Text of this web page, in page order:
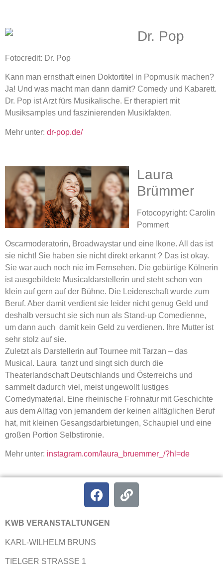
Dr. Pop
Fotocredit: Dr. Pop
Kann man ernsthaft einen Doktortitel in Popmusik machen?
Ja! Und was macht man dann damit? Comedy und Kabarett.
Dr. Pop ist Arzt fürs Musikalische. Er therapiert mit
Musiksamples und faszinierenden Musikfakten.
Mehr unter: dr-pop.de/
Laura
Brümmer
Fotocopyright: Carolin
Pommert
Oscarmoderatorin, Broadwaystar und eine Ikone. All das ist
sie nicht! Sie haben sie nicht direkt erkannt ? Das ist okay.
Sie war auch noch nie im Fernsehen. Die gebürtige Kölnerin
ist ausgebildete Musicaldarstellerin und steht schon von
klein auf gern auf der Bühne. Die Leidenschaft wurde zum
Beruf. Aber damit verdient sie leider nicht genug Geld und
deshalb versucht sie sich nun als Stand-up Comedienne,
um dann auch damit kein Geld zu verdienen. Ihre Mutter ist
sehr stolz auf sie.
Zuletzt als Darstellerin auf Tournee mit Tarzan – das
Musical. Laura tanzt und singt sich durch die
Theaterlandschaft Deutschlands und Österreichs und
sammelt dadurch viel, meist ungewollt lustiges
Comedymaterial. Eine rheinische Frohnatur mit Geschichte
aus dem Alltag von jemandem der keinen alltäglichen Beruf
hat, mit kleinen Gesangsdarbietungen, Schaupiel und eine
großen Portion Selbstironie.
Mehr unter: instagram.com/laura_bruemmer_/?hl=de
KWB VERANSTALTUNGEN
KARL-WILHELM BRUNS
TIELGER STRASSE 1